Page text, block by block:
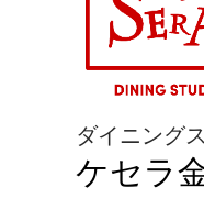
ダイニング
ケセラ